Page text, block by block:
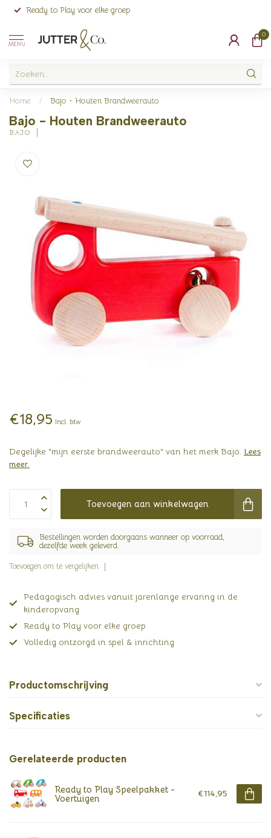
Ready to Play voor elke groep
MENU
0
Home / Bajo - Houten Brandweerauto
Bajo - Houten Brandweerauto
BAJO
€18,95 Incl. btw
Degelijke "mijn eerste brandweerauto" van het merk Bajo. Lees
meer.
Toevoegen aan winkelwagen
Bestellingen worden doorgaans wanneer op voorraad,
dezelfde week geleverd.
Toevoegen om te vergelijken
Pedagogisch advies vanuit jarenlange ervaring in de
kinderopvang
Ready to Play voor elke groep
Volledig ontzorgd in spel & inrichting
Productomschrijving
Specificaties
Gerelateerde producten
Ready to Play Speelpakket -
Voertuigen €114,95